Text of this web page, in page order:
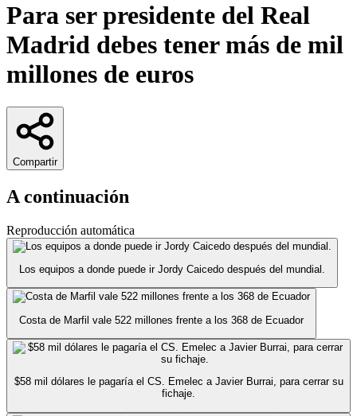
Para ser presidente del Real
Madrid debes tener más de mil
millones de euros
Compartir
A continuación
Reproducción automática
Los equipos a donde puede ir Jordy Caicedo después del mundial.
Costa de Marfil vale 522 millones frente a los 368 de Ecuador
$58 mil dólares le pagaría el CS. Emelec a Javier Burrai, para cerrar su
fichaje.